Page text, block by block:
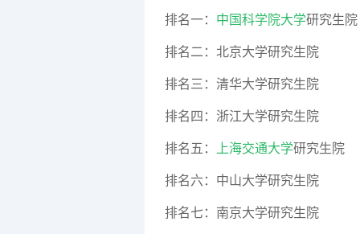
排名一： 中国科学院大学研究生院
排名二：北京大学研究生院
排名三：清华大学研究生院
排名四：浙江大学研究生院
排名五： 上海交通大学研究生院
排名六：中山大学研究生院
排名七：南京大学研究生院